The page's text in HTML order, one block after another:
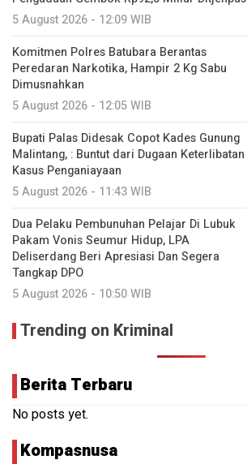
5 August 2026 - 12:09 WIB
Komitmen Polres Batubara Berantas
Peredaran Narkotika, Hampir 2 Kg Sabu
Dimusnahkan
5 August 2026 - 12:05 WIB
Bupati Palas Didesak Copot Kades Gunung
Malintang, : Buntut dari Dugaan Keterlibatan
Kasus Penganiayaan
5 August 2026 - 11:43 WIB
Dua Pelaku Pembunuhan Pelajar Di Lubuk
Pakam Vonis Seumur Hidup, LPA
Deliserdang Beri Apresiasi Dan Segera
Tangkap DPO
5 August 2026 - 10:50 WIB
Trending on Kriminal
Berita Terbaru
No posts yet.
Kompasnusa